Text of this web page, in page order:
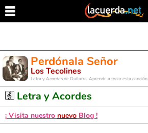
Perdónala Señor
Los Tecolines
Letra y Acordes de Guitarra. Aprende a tocar esta canción
Letra y Acordes
¡ Visita nuestro nuevo Blog !